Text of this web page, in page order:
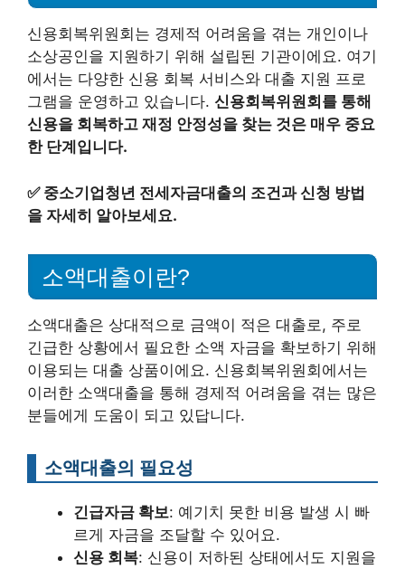
신용회복위원회는 경제적 어려움을 겪는 개인이나
소상공인을 지원하기 위해 설립된 기관이에요. 여기
에서는 다양한 신용 회복 서비스와 대출 지원 프로
그램을 운영하고 있습니다. 신용회복위원회를 통해
신용을 회복하고 재정 안정성을 찾는 것은 매우 중요
한 단계입니다.
✅ 중소기업청년 전세자금대출의 조건과 신청 방법
을 자세히 알아보세요.
소액대출이란?
소액대출은 상대적으로 금액이 적은 대출로, 주로
긴급한 상황에서 필요한 소액 자금을 확보하기 위해
이용되는 대출 상품이에요. 신용회복위원회에서는
이러한 소액대출을 통해 경제적 어려움을 겪는 많은
분들에게 도움이 되고 있답니다.
소액대출의 필요성
긴급자금 확보: 예기치 못한 비용 발생 시 빠
르게 자금을 조달할 수 있어요.
신용 회복: 신용이 저하된 상태에서도 지원을